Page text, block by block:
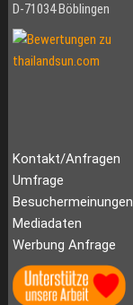
D-71034 Böblingen
Kontakt/Anfragen
Umfrage
Besuchermeinungen
Mediadaten
Werbung Anfrage